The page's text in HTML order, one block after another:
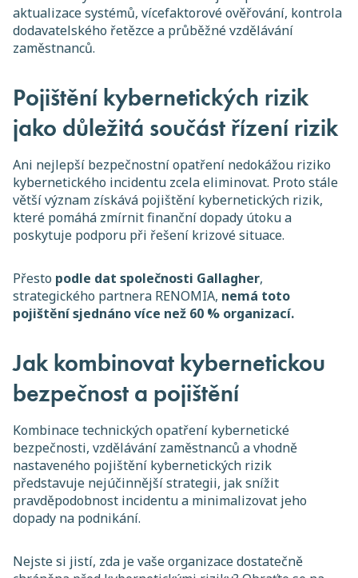
aktualizace systémů, vícefaktorové ověřování, kontrola
dodavatelského řetězce a průběžné vzdělávání
zaměstnanců.
Pojištění kybernetických rizik
jako důležitá součást řízení rizik
Ani nejlepší bezpečnostní opatření nedokážou riziko
kybernetického incidentu zcela eliminovat. Proto stále
větší význam získává pojištění kybernetických rizik,
které pomáhá zmírnit finanční dopady útoku a
poskytuje podporu při řešení krizové situace.
Přesto podle dat společnosti Gallagher,
strategického partnera RENOMIA, nemá toto
pojištění sjednáno více než 60 % organizací.
Jak kombinovat kybernetickou
bezpečnost a pojištění
Kombinace technických opatření kybernetické
bezpečnosti, vzdělávání zaměstnanců a vhodně
nastaveného pojištění kybernetických rizik
představuje nejúčinnější strategii, jak snížit
pravděpodobnost incidentu a minimalizovat jeho
dopady na podnikání.
Nejste si jistí, zda je vaše organizace dostatečně